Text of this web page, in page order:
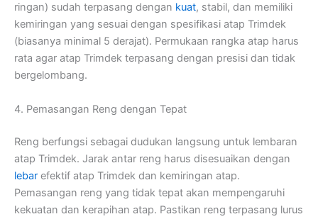
ringan) sudah terpasang dengan kuat, stabil, dan memiliki
kemiringan yang sesuai dengan spesifikasi atap Trimdek
(biasanya minimal 5 derajat). Permukaan rangka atap harus
rata agar atap Trimdek terpasang dengan presisi dan tidak
bergelombang.
4. Pemasangan Reng dengan Tepat
Reng berfungsi sebagai dudukan langsung untuk lembaran
atap Trimdek. Jarak antar reng harus disesuaikan dengan
lebar efektif atap Trimdek dan kemiringan atap.
Pemasangan reng yang tidak tepat akan mempengaruhi
kekuatan dan kerapihan atap. Pastikan reng terpasang lurus